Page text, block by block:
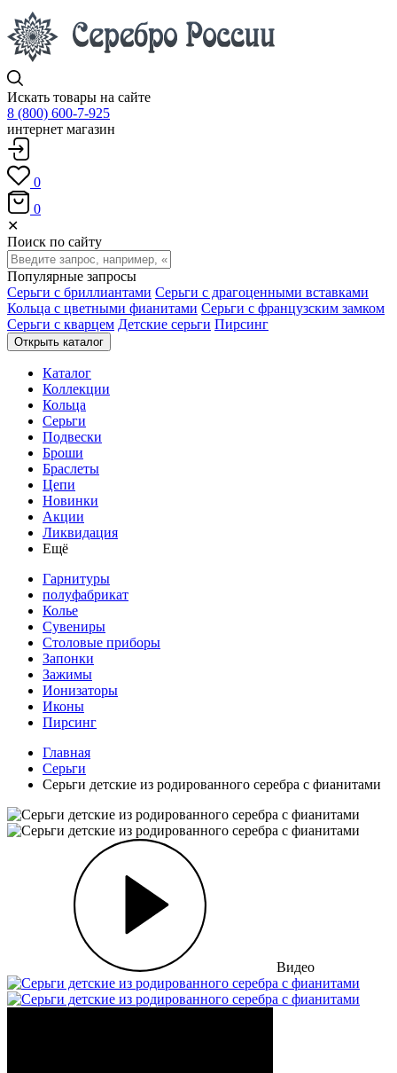
Искать товары на сайте
8 (800) 600-7-925
интернет магазин
0
0
✕
Поиск по сайту
Популярные запросы
Серьги с бриллиантами Серьги с драгоценными вставками
Кольца с цветными фианитами Серьги с французским замком
Серьги с кварцем Детские серьги Пирсинг
Открыть каталог
Каталог
Коллекции
Кольца
Серьги
Подвески
Броши
Браслеты
Цепи
Новинки
Акции
Ликвидация
Ещё
Гарнитуры
полуфабрикат
Колье
Сувениры
Столовые приборы
Запонки
Зажимы
Ионизаторы
Иконы
Пирсинг
Главная
Серьги
Серьги детские из родированного серебра с фианитами
Видео